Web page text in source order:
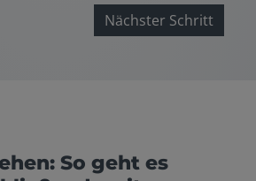
Nächster Schritt
So geht es